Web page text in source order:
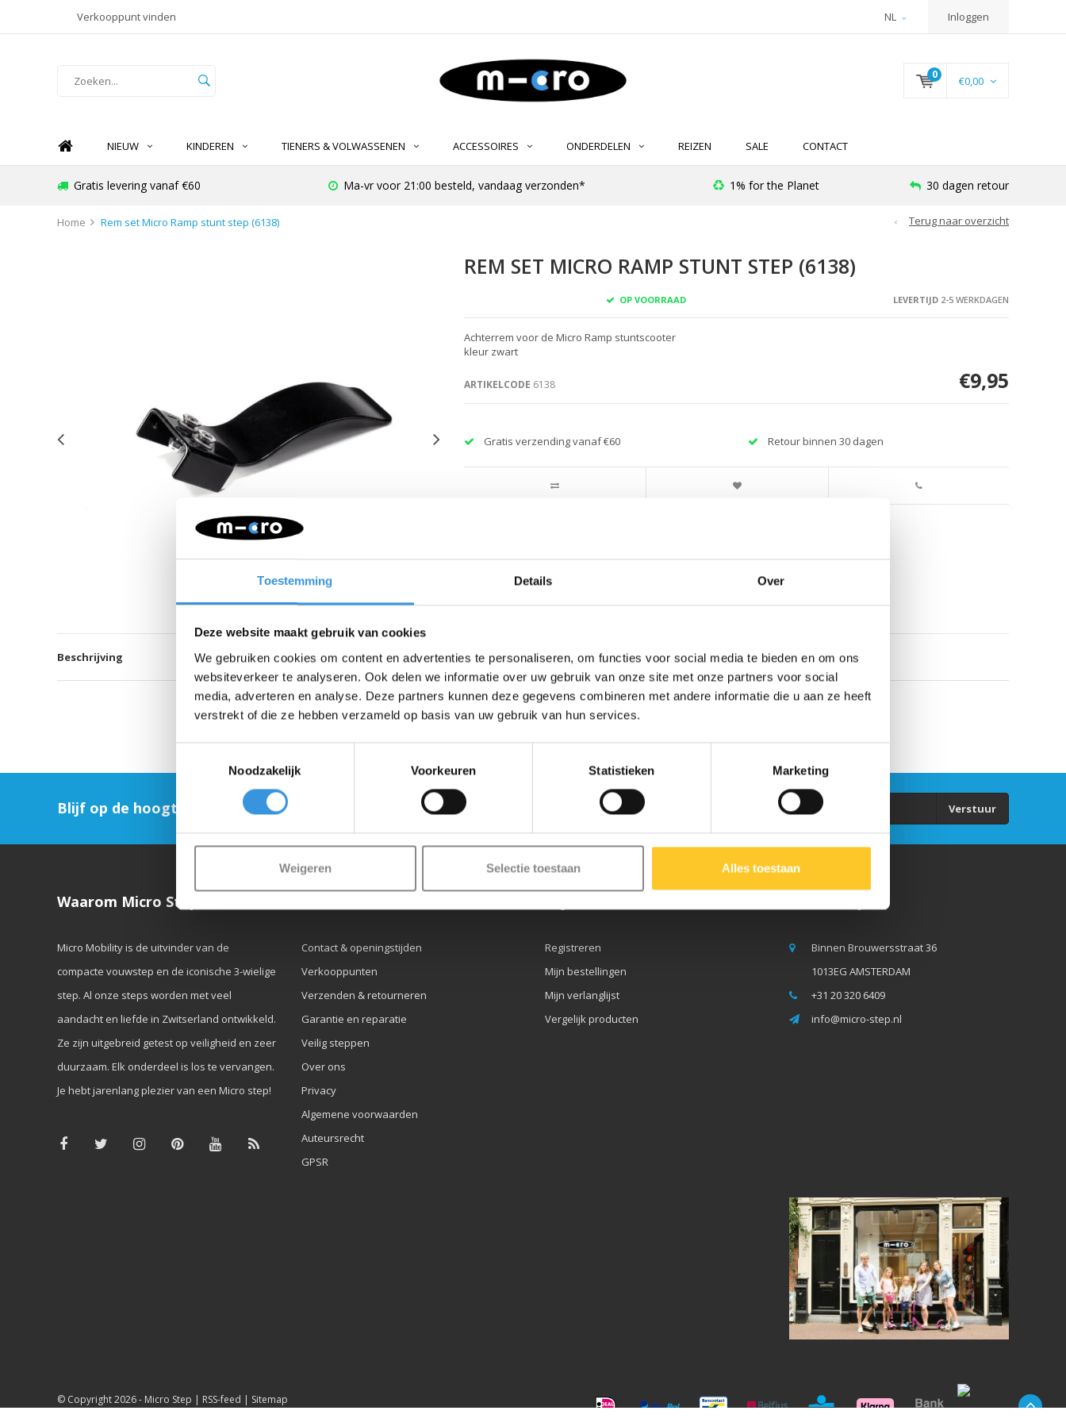
Toestemming Details Over
Deze website maakt gebruik van cookies
We gebruiken cookies om content en advertenties te personaliseren, om functies voor social media te bieden en om ons
websiteverkeer te analyseren. Ook delen we informatie over uw gebruik van onze site met onze partners voor social
media, adverteren en analyse. Deze partners kunnen deze gegevens combineren met andere informatie die u aan ze heeft
verstrekt of die ze hebben verzameld op basis van uw gebruik van hun services.
Noodzakelijk
Voorkeuren Statistieken Marketing
Weigeren Selectie toestaan Alles toestaan
Verkooppunt vinden NL Inloggen
0 €0,00
NIEUW KINDEREN TIENERS & VOLWASSENEN ACCESSOIRES ONDERDELEN REIZEN SALE CONTACT
Gratis levering vanaf €60 Ma-vr voor 21:00 besteld, vandaag verzonden* 1% for the Planet 30 dagen retour
Home Rem set Micro Ramp stunt step (6138) Terug naar overzicht
REM SET MICRO RAMP STUNT STEP (6138)
OP VOORRAAD LEVERTIJD2-5 WERKDAGEN
Achterrem voor de Micro Ramp stuntscooter
kleur zwart
ARTIKELCODE 6138 €9,95
Gratis verzending vanaf €60 Retour binnen 30 dagen
Beschrijving
Blijf op de hoogte en schrijf je in voor onze nieuwsbrief Verstuur
Waarom Micro Step?
Micro Mobility is de uitvinder van de
compacte vouwstep en de iconische 3-wielige
step. Al onze steps worden met veel
aandacht en liefde in Zwitserland ontwikkeld.
Ze zijn uitgebreid getest op veiligheid en zeer
duurzaam. Elk onderdeel is los te vervangen.
Je hebt jarenlang plezier van een Micro step!
Contact & openingstijden
Verkooppunten
Verzenden & retourneren
Garantie en reparatie
Veilig steppen
Over ons
Privacy
Algemene voorwaarden
Auteursrecht
GPSR
Registreren
Mijn bestellingen
Mijn verlanglijst
Vergelijk producten
Micro Step BV
Binnen Brouwersstraat 36
1013EG AMSTERDAM
+31 20 320 6409
info@micro-step.nl
© Copyright 2026 - Micro Step | RSS-feed | Sitemap